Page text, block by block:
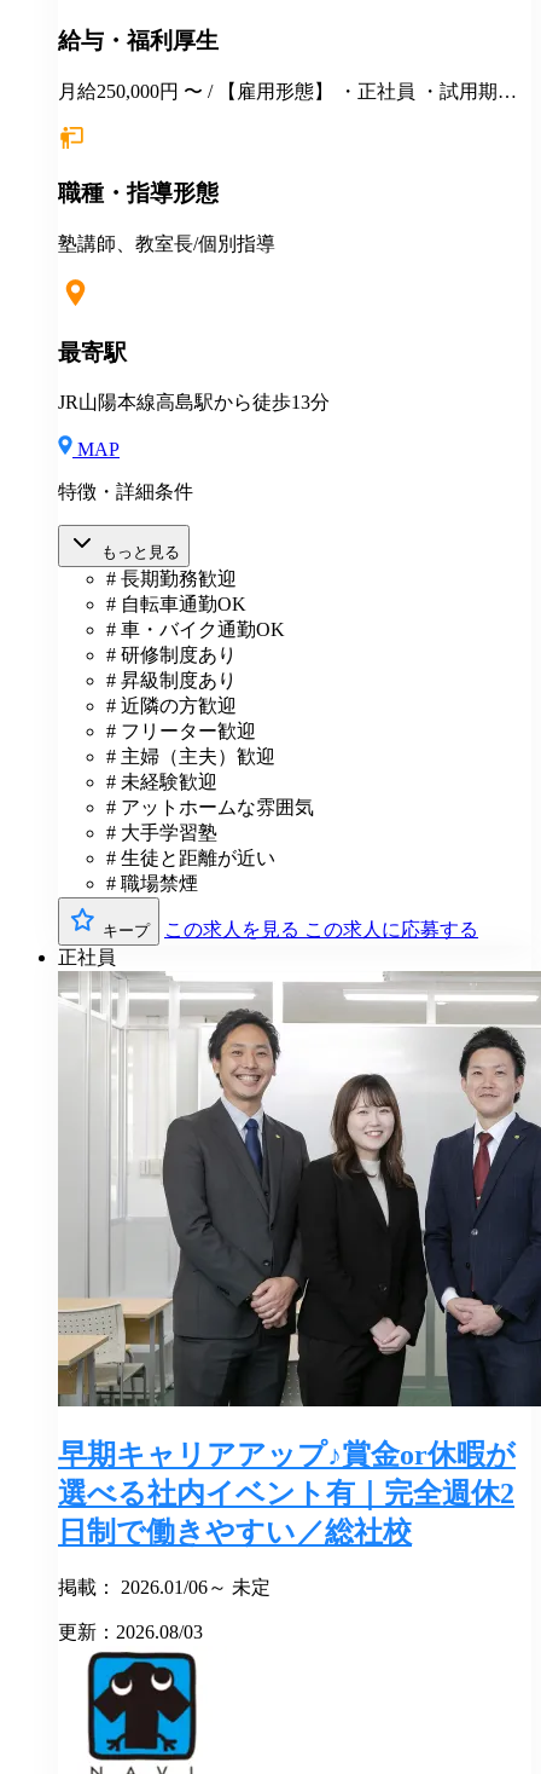
給与・福利厚生
月給250,000円 〜 / 【雇用形態】 ・正社員 ・試用期間6
経験・年齢等を考慮し、決定いたします。面接時にぜ
400万円（賞与、各種手当込み） ※上記は固定残業代
は、給与規定に基づき計算。 ※固定残業代は残業がな
室長の給与平均：月給33.1万円（2025年実績） ◆賞与
災・健康・厚生年金） ◆社宅制度 （規定あり） ◆交
通費全額支給（規定あり） ◆社内表彰制度 ◆退職金制
度 ◆再雇用制度 ◆産前産後休暇 ◆育児・介護休業制
◆保養施設利用可 など
職種・指導形態
塾講師、教室長/個別指導
最寄駅
JR山陽本線高島駅から徒歩13分
MAP
特徴・詳細条件
もっと見る
# 長期勤務歓迎
# 自転車通勤OK
# 車・バイク通勤OK
# 研修制度あり
# 昇級制度あり
# 近隣の方歓迎
# フリーター歓迎
# 主婦（主夫）歓迎
# 未経験歓迎
# アットホームな雰囲気
# 大手学習塾
# 生徒と距離が近い
# 職場禁煙
キープ この求人を見る この求人に応募する
正社員
早期キャリアアップ♪賞金or休暇が
選べる社内イベント有｜完全週休2
日制で働きやすい／総社校
掲載： 2026.01/06～ 未定
更新：2026.08/03